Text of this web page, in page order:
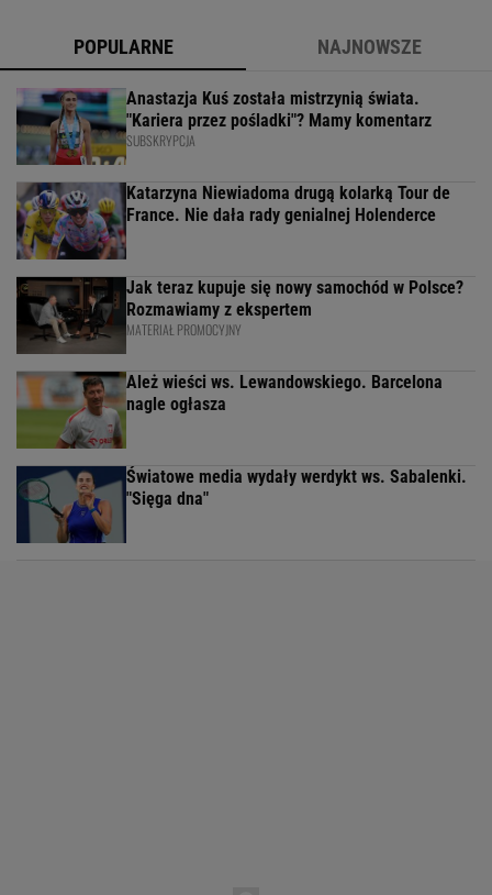
POPULARNE NAJNOWSZE
Anastazja Kuś została mistrzynią świata.
"Kariera przez pośladki"? Mamy komentarz
SUBSKRYPCJA
Katarzyna Niewiadoma drugą kolarką Tour de
France. Nie dała rady genialnej Holenderce
Jak teraz kupuje się nowy samochód w Polsce?
Rozmawiamy z ekspertem
MATERIAŁ PROMOCYJNY
Ależ wieści ws. Lewandowskiego. Barcelona
nagle ogłasza
Światowe media wydały werdykt ws. Sabalenki.
"Sięga dna"